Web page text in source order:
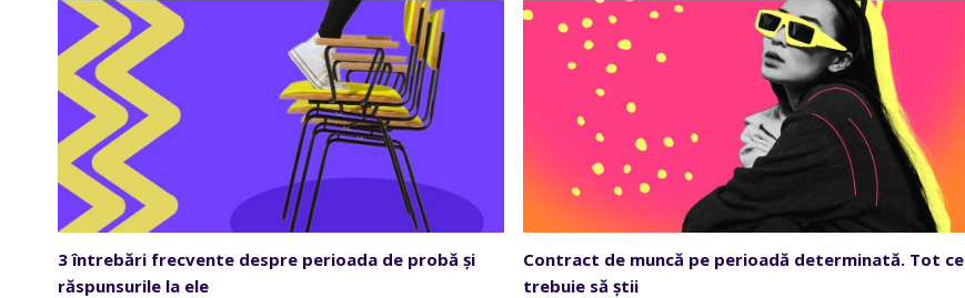
3 întrebări frecvente despre perioada de probă și
răspunsurile la ele
Contract de muncă pe perioadă determinată. Tot ce
trebuie să știi